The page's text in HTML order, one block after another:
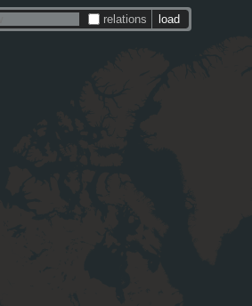
relations load